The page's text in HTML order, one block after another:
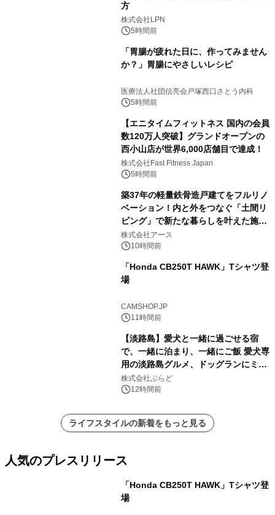
方
株式会社LPN
5時間前
「胃腸が疲れた日に、作ってみません
か？」胃腸にやさしいレシピ
医療法人社団信亮会戸塚西口さとう内科
5時間前
【エニタイムフィットネス 国内の会員
数120万人突破】グランドオープンの
西小山店が世界6,000店舗目で達成！
株式会社Fast Fitness Japan
5時間前
築37年の軽量鉄骨造戸建てをフルリノ
ベーション！内と外をつなぐ「土間リ
ビング」で新たな暮らしを叶えた施工
事例を株式会社アースが公開
株式会社アース
10時間前
「Honda CB250T HAWK」Tシャツ登
場
CAMSHOP.JP
11時間前
【淡路島】愛犬と一緒に過ごせる宿
で、一緒に泊まり、一緒にご飯 愛犬専
用の淡路島グルメ、ドッグランにミニ
プール グランピングとトレーラーハウ
スの2施設で
株式会社ぷらど
12時間前
ライフスタイルの新着をもっと見る
人気のプレスリリース
「Honda CB250T HAWK」Tシャツ登
場